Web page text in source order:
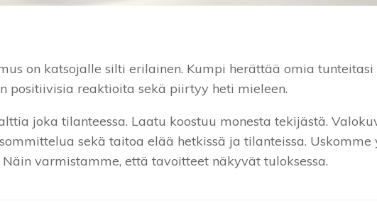
on katsojalle silti erilainen. Kumpi herättää omia tunteitasi
positiivisia reaktioita sekä piirtyy heti mieleen.
joka tilanteessa. Laatu koostuu monesta tekijästä.
sekä taitoa elää hetkissä ja tilanteissa. Uskomme
varmistamme, että tavoitteet näkyvät tuloksessa.